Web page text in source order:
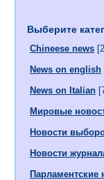
Выберите
Chineese news
News on english
News on Italian
Мировые
Новости
Новости
Парламентские